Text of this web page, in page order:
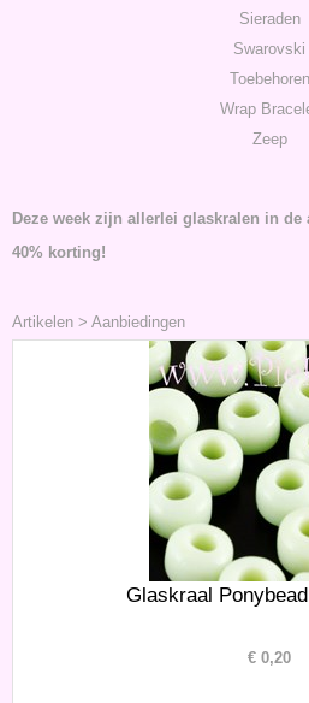
Sieraden
Swarovski
Toebehoren
Wrap
Zeep
Deze week zijn allerlei glaskralen in
40% korting!
Artikelen > Aanbiedingen
Glaskraal
€ 0,20